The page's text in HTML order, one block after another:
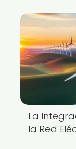
La
la Red